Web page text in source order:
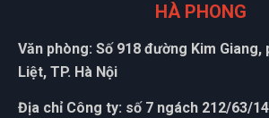
HÀ PHONG
Văn phòng: Số 918 đường Kim Giang,
Liệt, TP. Hà Nội
Địa chỉ Công ty: số 7 ngách 212/63/